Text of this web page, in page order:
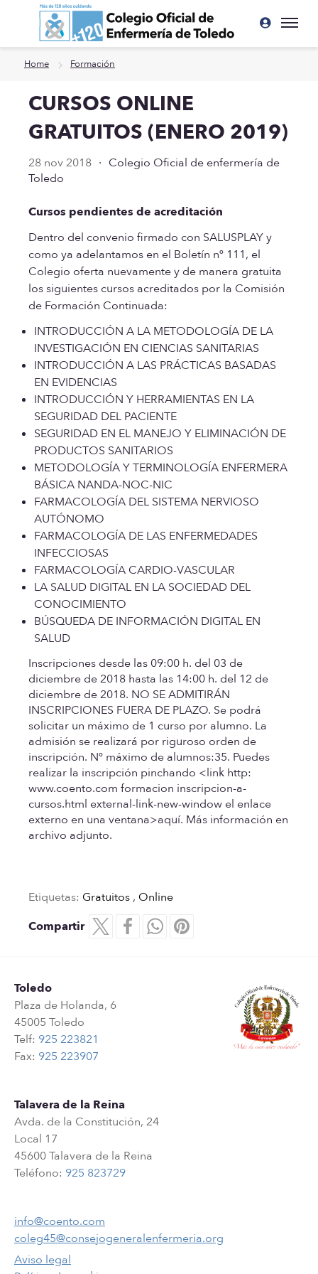
Ir a contenido principal
Home Formación
CURSOS ONLINE
GRATUITOS (ENERO 2019)
28 nov 2018 · Colegio Oficial de enfermería de
Toledo
Cursos pendientes de acreditación
Dentro del convenio firmado con SALUSPLAY y
como ya adelantamos en el Boletín nº 111, el
Colegio oferta nuevamente y de manera gratuita
los siguientes cursos acreditados por la Comisión
de Formación Continuada:
INTRODUCCIÓN A LA METODOLOGÍA DE LA
INVESTIGACIÓN EN CIENCIAS SANITARIAS
INTRODUCCIÓN A LAS PRÁCTICAS BASADAS
EN EVIDENCIAS
INTRODUCCIÓN Y HERRAMIENTAS EN LA
SEGURIDAD DEL PACIENTE
SEGURIDAD EN EL MANEJO Y ELIMINACIÓN DE
PRODUCTOS SANITARIOS
METODOLOGÍA Y TERMINOLOGÍA ENFERMERA
BÁSICA NANDA-NOC-NIC
FARMACOLOGÍA DEL SISTEMA NERVIOSO
AUTÓNOMO
FARMACOLOGÍA DE LAS ENFERMEDADES
INFECCIOSAS
FARMACOLOGÍA CARDIO-VASCULAR
LA SALUD DIGITAL EN LA SOCIEDAD DEL
CONOCIMIENTO
BÚSQUEDA DE INFORMACIÓN DIGITAL EN
SALUD
Inscripciones desde las 09:00 h. del 03 de
diciembre de 2018 hasta las 14:00 h. del 12 de
diciembre de 2018. NO SE ADMITIRÁN
INSCRIPCIONES FUERA DE PLAZO. Se podrá
solicitar un máximo de 1 curso por alumno. La
admisión se realizará por riguroso orden de
inscripción. Nº máximo de alumnos:35. Puedes
realizar la inscripción pinchando <link http:
www.coento.com formacion inscripcion-a-
cursos.html external-link-new-window el enlace
externo en una ventana>aquí. Más información en
archivo adjunto.
Etiquetas: Gratuitos , Online
Compartir
Toledo
Plaza de Holanda, 6
45005 Toledo
Telf: 925 223821
Fax: 925 223907
Talavera de la Reina
Avda. de la Constitución, 24
Local 17
45600 Talavera de la Reina
Teléfono: 925 823729
info@coento.com
coleg45@consejogeneralenfermeria.org
Aviso legal